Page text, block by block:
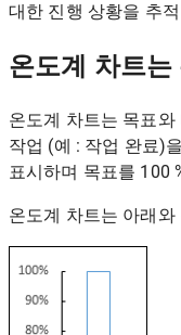
대한 진행 상황을 추
온도계 차트는
온도계 차트는 목표
작업 (예 : 작업 완료)
표시하며 목표를 100
온도계 차트는 아래와